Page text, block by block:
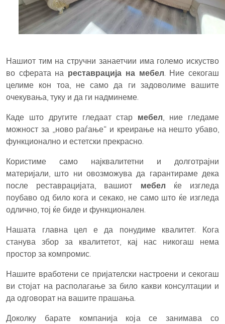
Нашиот тим на стручни занаетчии има големо искуство
во сферата на реставрација на мебел. Ние секогаш
целиме кон тоа, не само да ги задоволиме вашите
очекувања, туку и да ги надминеме.
Каде што другите гледаат стар мебел , ние гледаме
можност за ,,ново раѓање“ и креирање на нешто убаво,
функционално и естетски прекрасно.
Користиме само најквалитетни и долготрајни
материјали, што ни овозможува да гарантираме дека
после реставрацијата, вашиот мебел ќе изгледа
поубаво од било кога и секако, не само што ќе изгледа
одлично, тој ќе биде и функционален.
Нашата главна цел е да понудиме квалитет. Кога
станува збор за квалитетот, кај нас никогаш нема
простор за компромис.
Нашите вработени се пријателски настроени и секогаш
ви стојат на располагање за било какви консултации и
да одговорат на вашите прашања.
Доколку барате компанија која се занимава со